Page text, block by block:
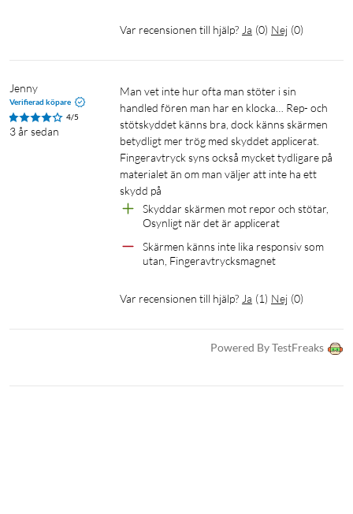
Var recensionen till hjälp? Ja (0) Nej (0)
Jenny
Verifierad köpare
4/5
3 år sedan
Man vet inte hur ofta man stöter i sin
handled fören man har en klocka… Rep- och
stötskyddet känns bra, dock känns skärmen
betydligt mer trög med skyddet applicerat.
Fingeravtryck syns också mycket tydligare på
materialet än om man väljer att inte ha ett
skydd på
Skyddar skärmen mot repor och stötar,
Osynligt när det är applicerat
Skärmen känns inte lika responsiv som
utan, Fingeravtrycksmagnet
Var recensionen till hjälp? Ja (1) Nej (0)
Powered By TestFreaks